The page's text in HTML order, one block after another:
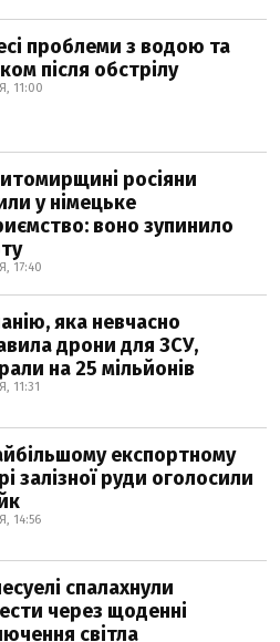
проблеми з водою та
після обстрілу
11:00
росіяни
у німецьке
воно зупинило
17:40
яка невчасно
дрони для ЗСУ,
на 25 мільйонів
11:31
експортному
залізної руди оголосили
14:56
спалахнули
через щоденні
світла